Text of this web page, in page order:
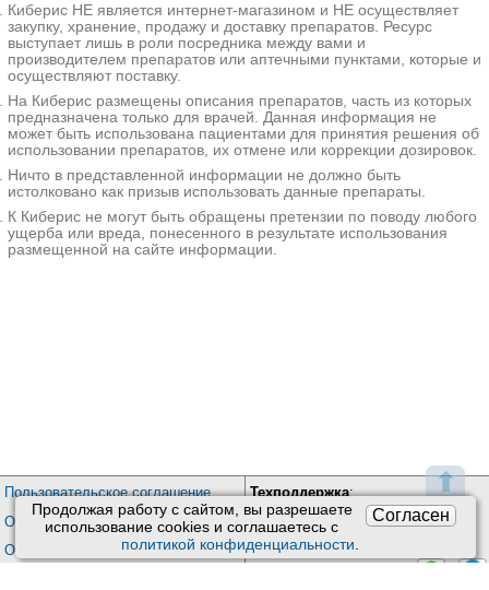
⬆
Согласен
Продолжая работу с сайтом, вы разрешаете
использование сookies и соглашаетесь с
политикой конфиденциальности.
МЦ Здравица на Шевченко
Новосибирск; ул. Шевченко, д. 31А; м. Октябрьская
+7(383..показать
500₽ Запись
МЦ Здравица на площади Карла Маркса
Новосибирск; пл. Карла Маркса, д. 7; м. Площадь Карла Маркса
+7(383..показать
500₽ Запись
МЦ Здравица на Державина
Новосибирск; ул. Державина, д. 28; м. Сибирская
600₽ Запись
Медицина 24/7 на Автозаводской
Москва; ул. Автозаводская, д. 16, корп. 2 ; м. Автозаводская
✚Лечение электрическими полями
✚Лечение электромагнитными полями
—
✚Лечение магнитными полями
✚Лечение ультразвуком
Киберис НЕ является интернет-магазином и НЕ осуществляет
закупку, хранение, продажу и доставку препаратов. Ресурс
выступает лишь в роли посредника между вами и
производителем препаратов или аптечными пунктами, которые и
осуществляют поставку.
На Киберис размещены описания препаратов, часть из которых
предназначена только для врачей. Данная информация не
может быть использована пациентами для принятия решения об
использовании препаратов, их отмене или коррекции дозировок.
Ничто в представленной информации не должно быть
истолковано как призыв использовать данные препараты.
К Киберис не могут быть обращены претензии по поводу любого
ущерба или вреда, понесенного в результате использования
размещенной на сайте информации.
Пользовательское соглашение
Обработка персональных данных
О проекте Киберис
Техподдержка:
Обратная связь
Почта:kiberis@mail.ru